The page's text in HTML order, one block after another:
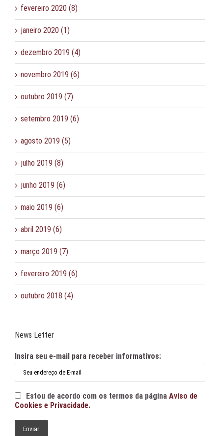
fevereiro 2020 (8)
janeiro 2020 (1)
dezembro 2019 (4)
novembro 2019 (6)
outubro 2019 (7)
setembro 2019 (6)
agosto 2019 (5)
julho 2019 (8)
junho 2019 (6)
maio 2019 (6)
abril 2019 (6)
março 2019 (7)
fevereiro 2019 (6)
outubro 2018 (4)
News Letter
Insira seu e-mail para receber informativos:
Estou de acordo com os termos da página Aviso de
Cookies e Privacidade.